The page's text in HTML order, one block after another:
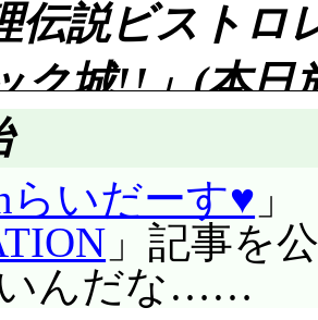
前回比:
辿り着いた陽
れて役所へ行
て優香も船
はまるで違
伝説ビストロ
ク城!!」(本日
前回比:
クック城は,
らいだーす♥ 」
」記事を
んだな……